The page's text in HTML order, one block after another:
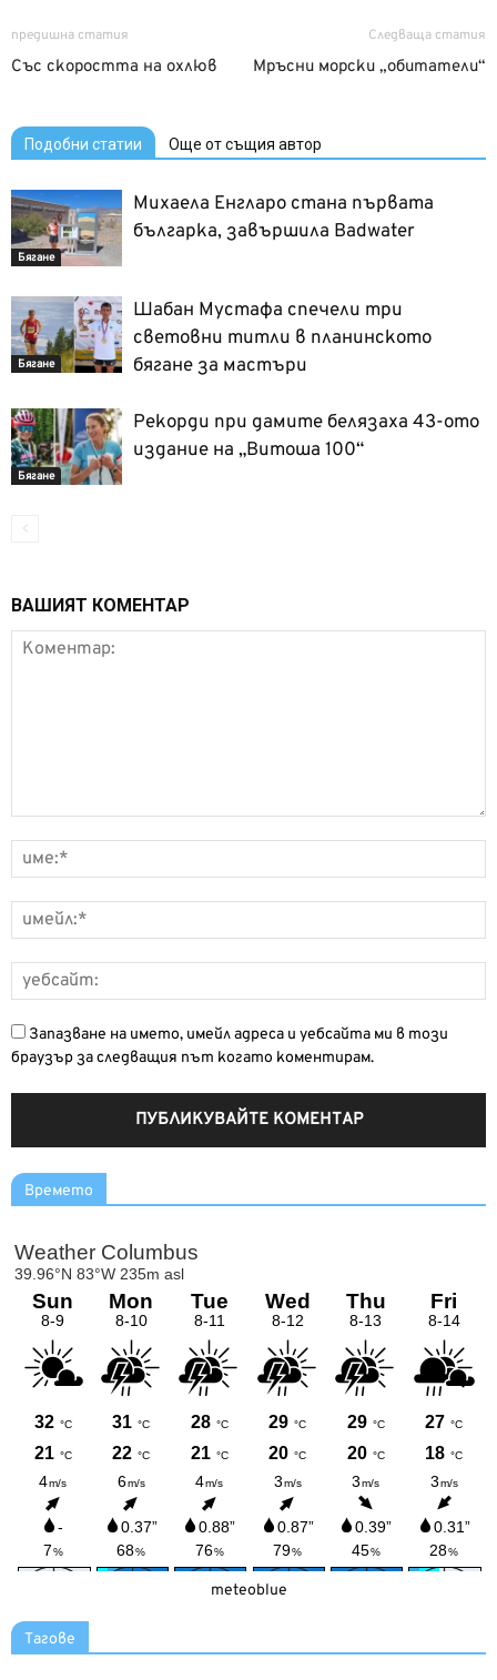
предишна статия
Със скоростта на охлюв
Следваща статия
Мръсни морски „обитатели“
Подобни статии Още от същия автор
Бягане
Михаела Енгларо стана първата
българка, завършила Badwater
Бягане
Шабан Мустафа спечели три
световни титли в планинското
бягане за мастъри
Бягане
Рекорди при дамите белязаха 43-ото
издание на „Витоша 100“
ВАШИЯТ КОМЕНТАР
Запазване на името, имейл адреса и уебсайта ми в този
браузър за следващия път когато коментирам.
Времето
meteoblue
Тагове